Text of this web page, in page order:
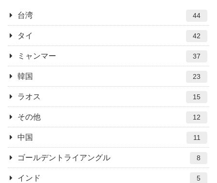
台湾 44
タイ 42
ミャンマー 37
韓国 23
ラオス 15
その他 12
中国 11
ゴールデントライアングル 8
インド 5